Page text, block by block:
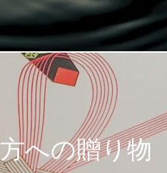
への贈り物